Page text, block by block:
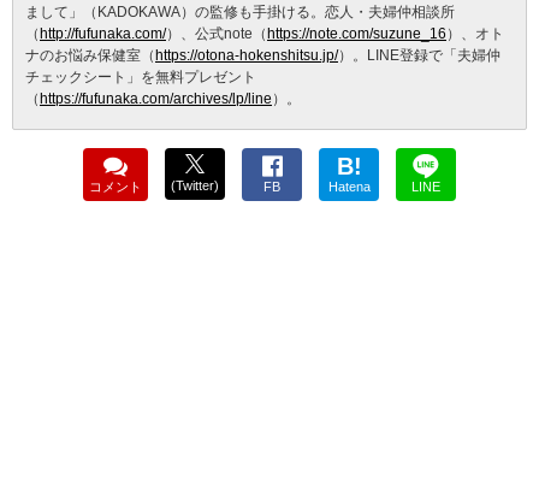
まして」（KADOKAWA）の監修も手掛ける。恋人・夫婦仲相談所
（http://fufunaka.com/）、公式note（https://note.com/suzune_16 ）、オト
ナのお悩み保健室（https://otona-hokenshitsu.jp/）。LINE登録で「夫婦仲
チェックシート」を無料プレゼント
（https://fufunaka.com/archives/lp/line ）。
コメント (Twitter) FB
B!
Hatena LINE